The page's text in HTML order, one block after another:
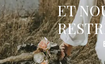
ET